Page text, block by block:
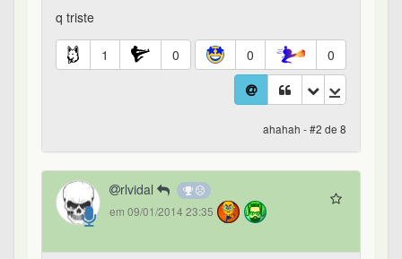
q triste
1 0 0 0
ahahah - #2 de 8
rlvidal
em 09/01/2014 23:35